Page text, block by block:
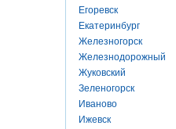
Егоревск
Екатеринбург
Железногорск
Железнодорожный
Жуковский
Зеленогорск
Иваново
Ижевск